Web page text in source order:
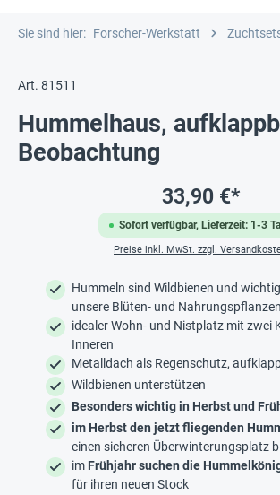
Sie sind hier: Forscher-Werkstatt
Art. 81511
Hummelhaus,
Beobachtung
Sofort verfügbar, Lieferzeit: 1-3
33,90 €*
Preise inkl. MwSt. zzgl.
Hummeln sind Wildbienen und
unsere Blüten- und
idealer Wohn- und Nistplatz mit zwei
Inneren
Metalldach als Regenschutz,
Wildbienen unterstützen
Besonders wichtig in Herbst und
im Herbst den jetzt fliegenden
einen sicheren Überwinterungsplatz
im Frühjahr suchen die
für ihren neuen Stock